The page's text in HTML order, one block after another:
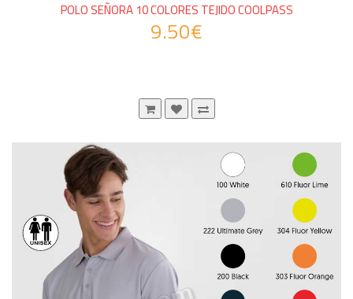
POLO SEÑORA 10 COLORES TEJIDO COOLPASS
9.50€